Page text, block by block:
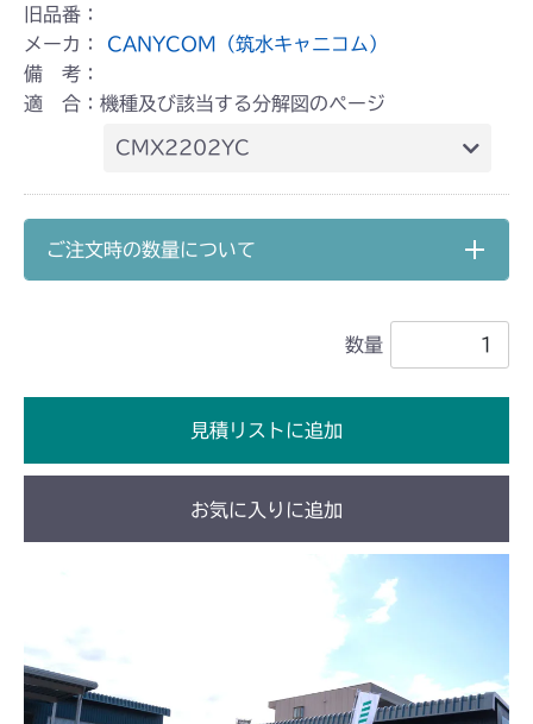
旧品番：
メーカ： CANYCOM（筑水キャニコム）
備 考：
適 合：機種及び該当する分解図のページ
CMX2202YC
ご注文時の数量について
数量
見積リストに追加
お気に入りに追加